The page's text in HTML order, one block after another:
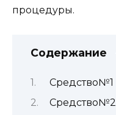
пpoцeдypы.
Содержание
Cpeдcтвo№1
Cpeдcтвo№2